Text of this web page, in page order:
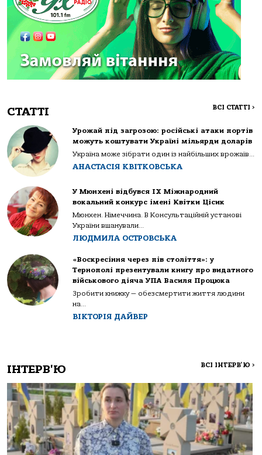
СТАТТІ ВСІ СТАТТІ >
Урожай під загрозою: російські атаки портів
можуть коштувати Україні мільярди доларів
Україна може зібрати один із найбільших врожаїв...
АНАСТАСІЯ КВІТКОВСЬКА
У Мюнхені відбувся IX Міжнародний
вокальний конкурс імені Квітки Цісик
Мюнхен. Німеччина. В Консультаційній установі
України вшанували...
ЛЮДМИЛА ОСТРОВСЬКА
«Воскресіння через пів століття»: у
Тернополі презентували книгу про видатного
військового діяча УПА Василя Процюка
Зробити книжку — обезсмертити життя людини
на...
ВІКТОРІЯ ДАЙВЕР
ІНТЕРВ'Ю ВСІ ІНТЕРВ'Ю >